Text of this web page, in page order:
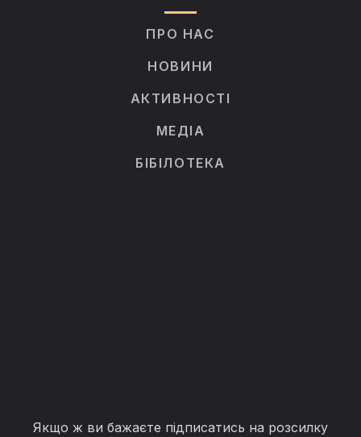
ПРО НАС
НОВИНИ
АКТИВНОСТІ
МЕДІА
БІБІЛОТЕКА
Якщо ж ви бажаєте підписатись на розсилку